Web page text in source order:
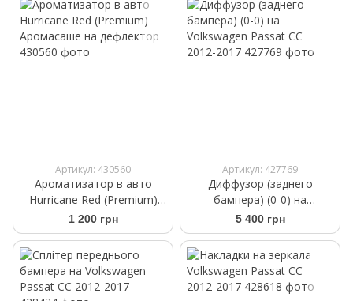
Артикул: 430560
Ароматизатор в авто
Hurricane Red (Premium)
Аромасаше на дефлектор
1 200 грн
Артикул: 427769
Диффузор (заднего
бампера) (0-0) на
Volkswagen Passat CC
2012-2017
5 400 грн